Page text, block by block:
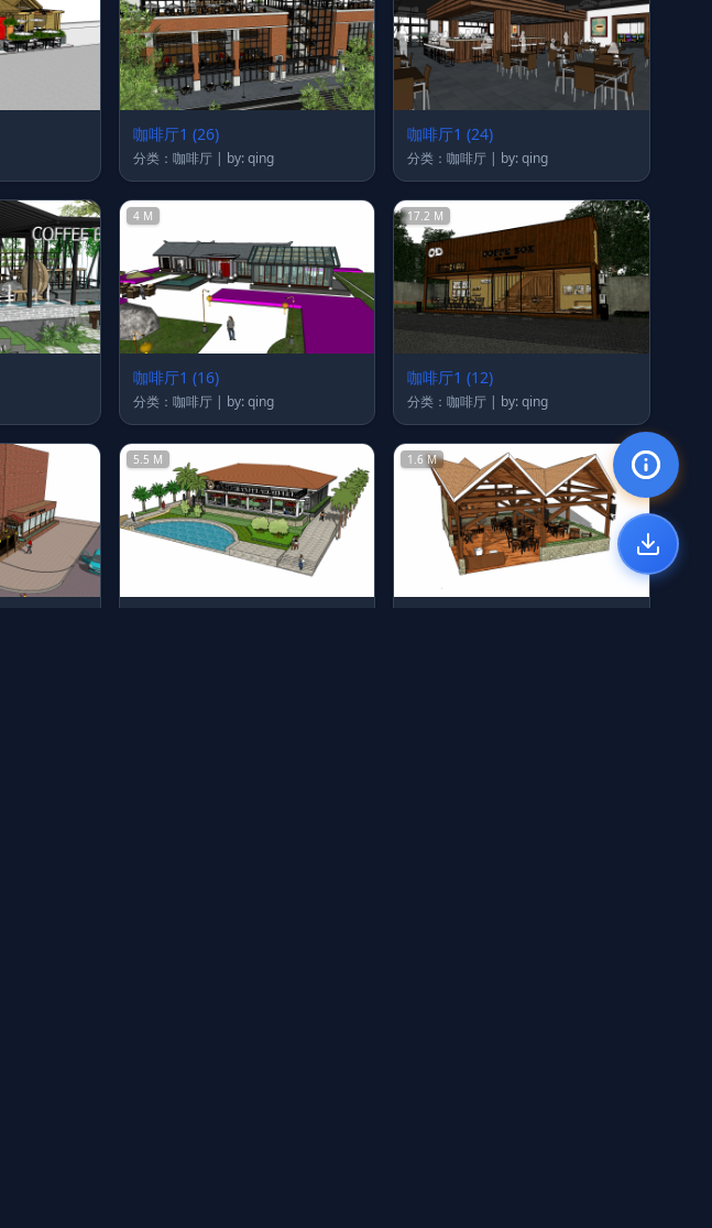
咖啡厅1 (26)
分类：咖啡厅 | by: qing
咖啡厅1 (24)
分类：咖啡厅 | by: qing
4 M
咖啡厅1 (16)
分类：咖啡厅 | by: qing
17.2 M
咖啡厅1 (12)
分类：咖啡厅 | by: qing
5.5 M 1.6 M